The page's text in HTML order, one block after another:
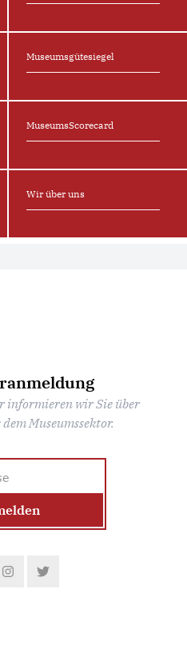
Museums­gütesiegel
Museums­Scorecard
Wir über uns
informieren wir Sie über
Museumssektor.